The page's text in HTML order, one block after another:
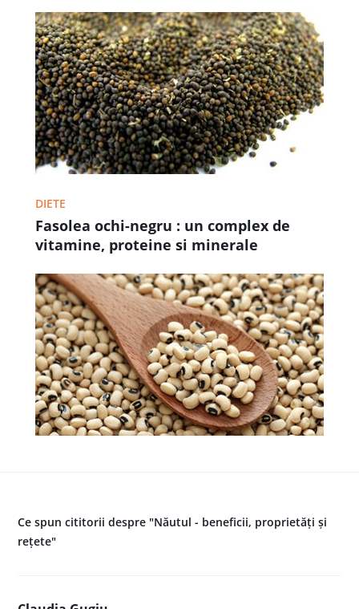
DIETE
Fasolea ochi-negru : un complex de
vitamine, proteine si minerale
Ce spun cititorii despre "Năutul - beneficii, proprietăți și
rețete"